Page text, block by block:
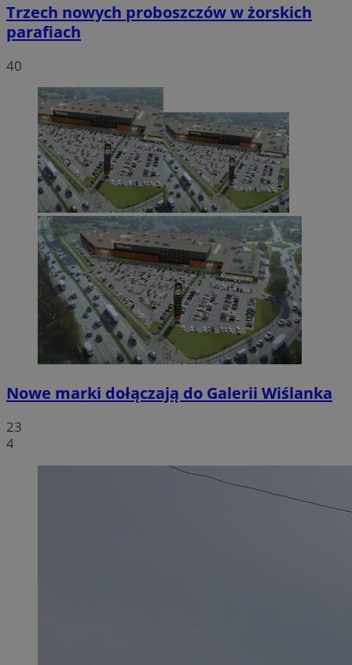
Trzech nowych proboszczów w żorskich
parafiach
40
Nowe marki dołączają do Galerii Wiślanka
23
4